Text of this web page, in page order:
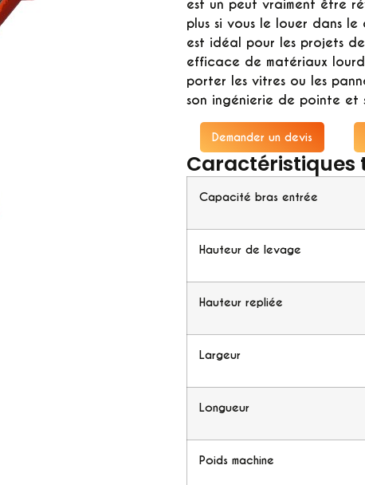
est un peut vraiment être
plus si vous le louer dans
est idéal pour les projets
efficace de matériaux
porter les vitres ou les
son ingénierie de pointe
Demander un devis
Caractéristiques
Capacité bras entrée
Hauteur de levage
Hauteur repliée
Largeur
Longueur
Poids machine